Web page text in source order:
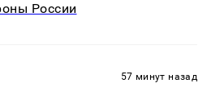
России
57 минут назад